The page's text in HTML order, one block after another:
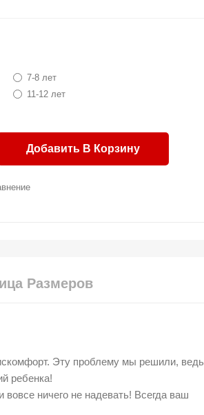
7-8 лет
11-12 лет
Добавить В Корзину
Размеров
Эту проблему мы решили, ведь
ребенка!
ничего не надевать! Всегда ваш